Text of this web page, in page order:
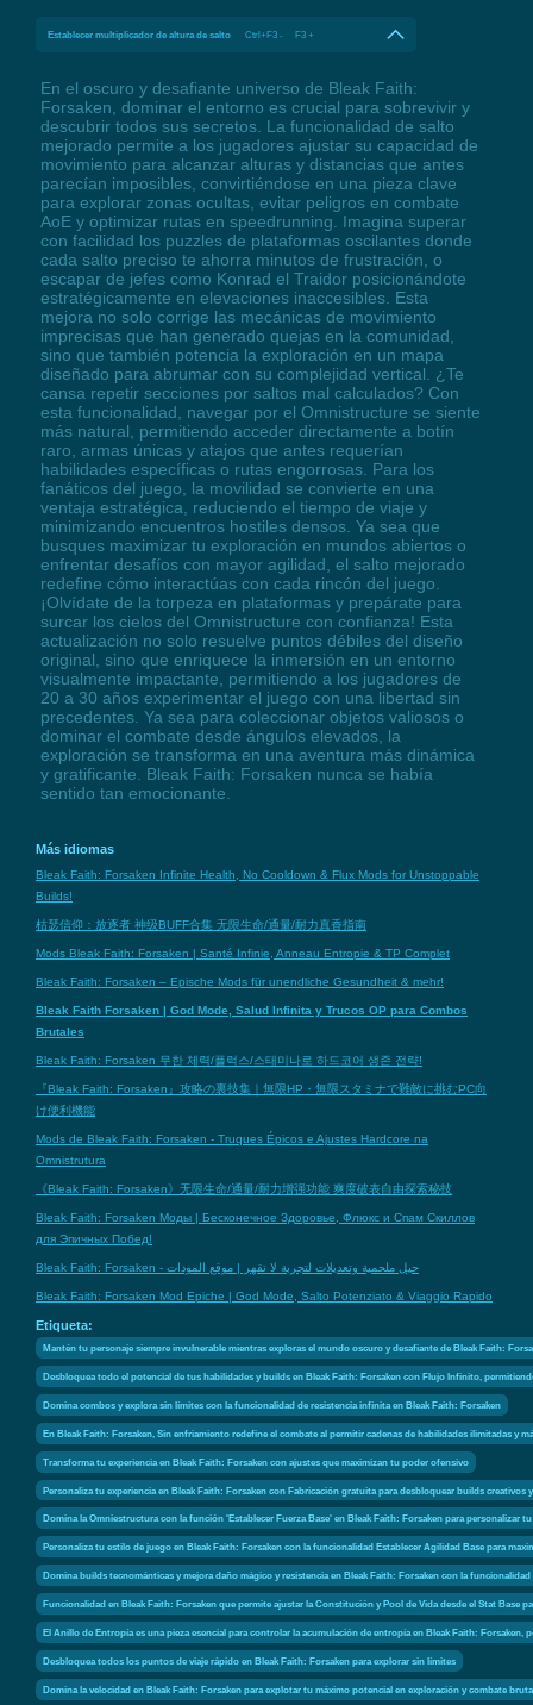
Establecer multiplicador de altura de salto Ctrl+F3 - F3 +
En el oscuro y desafiante universo de Bleak Faith:
Forsaken, dominar el entorno es crucial para sobrevivir y
descubrir todos sus secretos. La funcionalidad de salto
mejorado permite a los jugadores ajustar su capacidad de
movimiento para alcanzar alturas y distancias que antes
parecían imposibles, convirtiéndose en una pieza clave
para explorar zonas ocultas, evitar peligros en combate
AoE y optimizar rutas en speedrunning. Imagina superar
con facilidad los puzzles de plataformas oscilantes donde
cada salto preciso te ahorra minutos de frustración, o
escapar de jefes como Konrad el Traidor posicionándote
estratégicamente en elevaciones inaccesibles. Esta
mejora no solo corrige las mecánicas de movimiento
imprecisas que han generado quejas en la comunidad,
sino que también potencia la exploración en un mapa
diseñado para abrumar con su complejidad vertical. ¿Te
cansa repetir secciones por saltos mal calculados? Con
esta funcionalidad, navegar por el Omnistructure se siente
más natural, permitiendo acceder directamente a botín
raro, armas únicas y atajos que antes requerían
habilidades específicas o rutas engorrosas. Para los
fanáticos del juego, la movilidad se convierte en una
ventaja estratégica, reduciendo el tiempo de viaje y
minimizando encuentros hostiles densos. Ya sea que
busques maximizar tu exploración en mundos abiertos o
enfrentar desafíos con mayor agilidad, el salto mejorado
redefine cómo interactúas con cada rincón del juego.
¡Olvídate de la torpeza en plataformas y prepárate para
surcar los cielos del Omnistructure con confianza! Esta
actualización no solo resuelve puntos débiles del diseño
original, sino que enriquece la inmersión en un entorno
visualmente impactante, permitiendo a los jugadores de
20 a 30 años experimentar el juego con una libertad sin
precedentes. Ya sea para coleccionar objetos valiosos o
dominar el combate desde ángulos elevados, la
exploración se transforma en una aventura más dinámica
y gratificante. Bleak Faith: Forsaken nunca se había
sentido tan emocionante.
Más idiomas
Bleak Faith: Forsaken Infinite Health, No Cooldown & Flux Mods for Unstoppable
Builds!
枯瑟信仰：放逐者 神级BUFF合集 无限生命/通量/耐力真香指南
Mods Bleak Faith: Forsaken | Santé Infinie, Anneau Entropie & TP Complet
Bleak Faith: Forsaken – Epische Mods für unendliche Gesundheit & mehr!
Bleak Faith Forsaken | God Mode, Salud Infinita y Trucos OP para Combos
Brutales
Bleak Faith: Forsaken 무한 체력/플럭스/스태미나로 하드코어 생존 전략!
『Bleak Faith: Forsaken』攻略の裏技集｜無限HP・無限スタミナで難敵に挑むPC向
け便利機能
Mods de Bleak Faith: Forsaken - Truques Épicos e Ajustes Hardcore na
Omnistrutura
《Bleak Faith: Forsaken》无限生命/通量/耐力增强功能 爽度破表自由探索秘技
Bleak Faith: Forsaken Моды | Бесконечное Здоровье, Флюкс и Спам Скиллов
для Эпичных Побед!
Bleak Faith: Forsaken - حيل ملحمية وتعديلات لتجربة لا تقهر | موقع المودات
Bleak Faith: Forsaken Mod Epiche | God Mode, Salto Potenziato & Viaggio Rapido
Etiqueta:
Mantén tu personaje siempre invulnerable mientras exploras el mundo oscuro y desafiante de Bleak Faith:
Desbloquea todo el potencial de tus habilidades y builds en Bleak Faith: Forsaken con Flujo Infinito,
Domina combos y explora sin límites con la funcionalidad de resistencia infinita en Bleak Faith: Forsaken
En Bleak Faith: Forsaken, Sin enfriamiento redefine el combate al permitir cadenas de habilidades ilimitadas y
Transforma tu experiencia en Bleak Faith: Forsaken con ajustes que maximizan tu poder ofensivo
Personaliza tu experiencia en Bleak Faith: Forsaken con Fabricación gratuita para desbloquear builds
Domina la Omniestructura con la función 'Establecer Fuerza Base' en Bleak Faith: Forsaken para personalizar
Personaliza tu estilo de juego en Bleak Faith: Forsaken con la funcionalidad Establecer Agilidad Base para
Domina builds tecnománticas y mejora daño mágico y resistencia en Bleak Faith: Forsaken con la funcionalidad
Funcionalidad en Bleak Faith: Forsaken que permite ajustar la Constitución y Pool de Vida desde el Stat Base
El Anillo de Entropía es una pieza esencial para controlar la acumulación de entropía en Bleak Faith:
Desbloquea todos los puntos de viaje rápido en Bleak Faith: Forsaken para explorar sin límites
Domina la velocidad en Bleak Faith: Forsaken para explotar tu máximo potencial en exploración y combate